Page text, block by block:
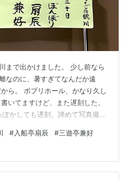
まで出かけました。 少し前なら
なのに、暑すぎてなんだか遠
ら。 ポプリホール、かなり久し
いてますけど、また遅刻した。
かしても遅刻。諦めて写真撮っ
詫びいただいたけど、こちとら
させていただいたのでむしろ快
の常とう手段になっている、鑑
り体冷やしたり扉から席までの
#入船亭扇辰 #三遊亭兼好